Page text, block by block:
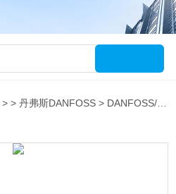
> >丹弗斯DANFOSS > DANFOSS/丹佛斯马达151B3005价格优势辰丁